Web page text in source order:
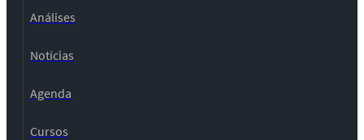
Análises
Notícias
Agenda
Cursos